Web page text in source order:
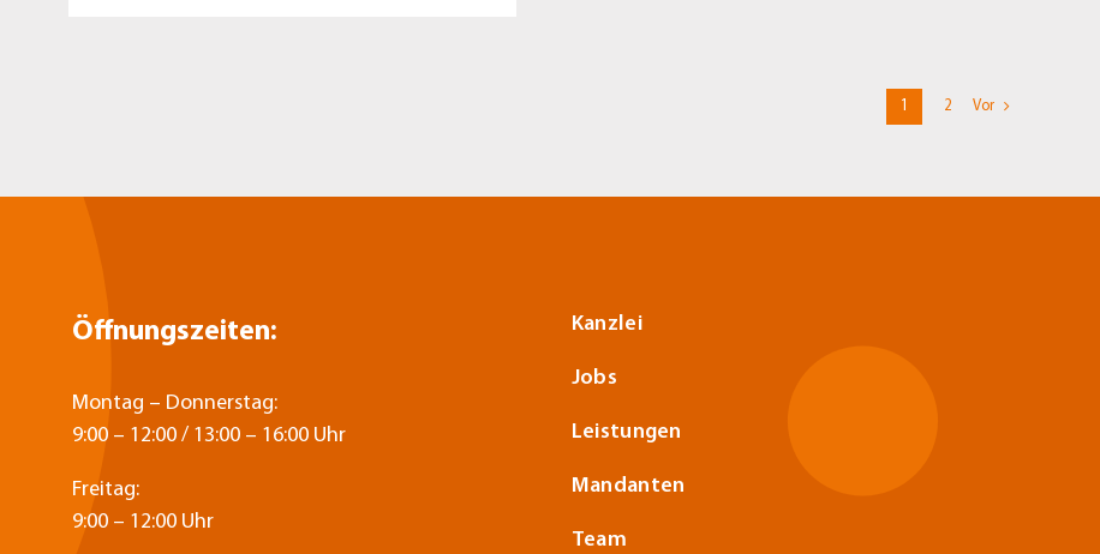
1 2 Vor
Öffnungszeiten:
Montag – Donnerstag:
9:00 – 12:00 / 13:00 – 16:00 Uhr
Freitag:
9:00 – 12:00 Uhr
Kanzlei
Jobs
Leistungen
Mandanten
Team